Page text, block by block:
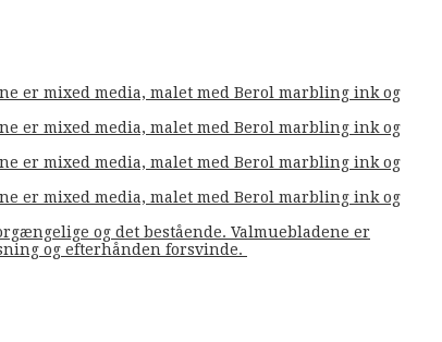
er mixed media, malet med Berol marbling ink og
er mixed media, malet med Berol marbling ink og
er mixed media, malet med Berol marbling ink og
er mixed media, malet med Berol marbling ink og
og det bestående. Valmuebladene er
og efterhånden forsvinde.